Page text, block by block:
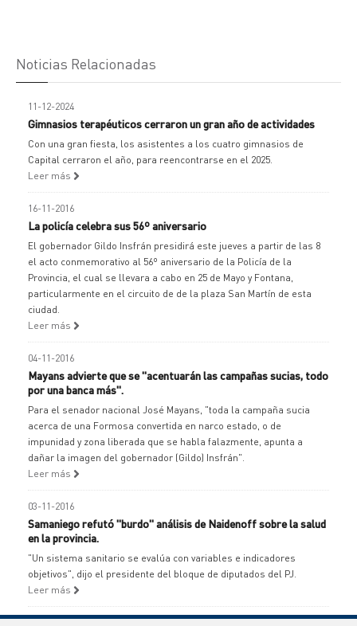
Noticias Relacionadas
11-12-2024
Gimnasios terapéuticos cerraron un gran año de actividades
Con una gran fiesta, los asistentes a los cuatro gimnasios de
Capital cerraron el año, para reencontrarse en el 2025.
Leer más
16-11-2016
La policía celebra sus 56º aniversario
El gobernador Gildo Insfrán presidirá este jueves a partir de las 8
el acto conmemorativo al 56º aniversario de la Policía de la
Provincia, el cual se llevara a cabo en 25 de Mayo y Fontana,
particularmente en el circuito de de la plaza San Martín de esta
ciudad.
Leer más
04-11-2016
Mayans advierte que se "acentuarán las campañas sucias, todo
por una banca más".
Para el senador nacional José Mayans, "toda la campaña sucia
acerca de una Formosa convertida en narco estado, o de
impunidad y zona liberada que se habla falazmente, apunta a
dañar la imagen del gobernador (Gildo) Insfrán".
Leer más
03-11-2016
Samaniego refutó "burdo" análisis de Naidenoff sobre la salud
en la provincia.
"Un sistema sanitario se evalúa con variables e indicadores
objetivos", dijo el presidente del bloque de diputados del PJ.
Leer más